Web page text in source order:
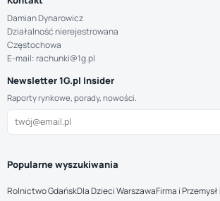
Damian Dynarowicz
Działalność nierejestrowana
Częstochowa
E-mail: rachunki@1g.pl
Newsletter 1G.pl Insider
Raporty rynkowe, porady, nowości.
Popularne wyszukiwania
Rolnictwo GdańskDla Dzieci WarszawaFirma i